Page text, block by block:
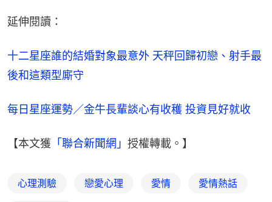
延伸閱讀：
十二星座誰的結婚對象最意外 天秤回歸初戀、射手最
後和這類型廝守
每日星座運勢／金牛長輩談心有收穫 投資見好就收
【本文獲 「聯合新聞網」 授權轉載。】
心理測驗 戀愛心理 愛情 愛情熱話